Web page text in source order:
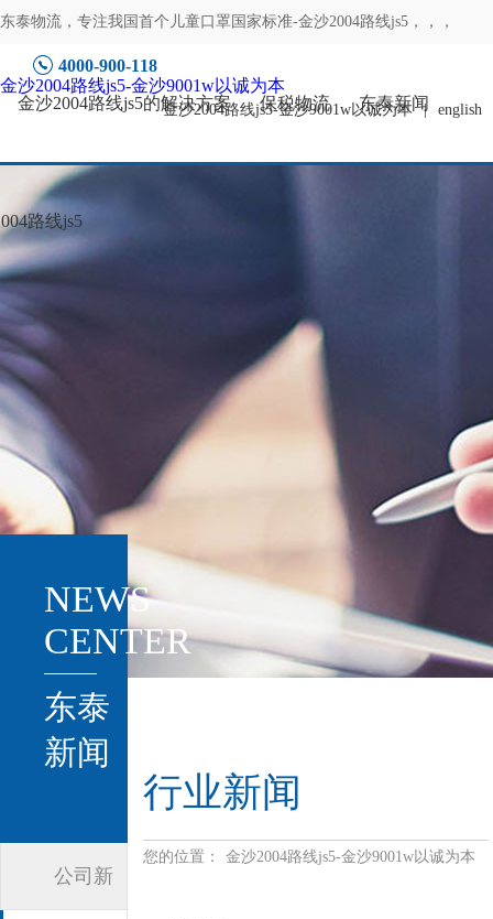
东泰物流，专注我国首个儿童口罩国家标准-金沙2004路线js5 ，，，
4000-900-118
金沙2004路线js5-金沙9001w以诚为本 | english
金沙2004路线js5-金沙9001w以诚为本
金沙2004路线js5的解决方案
保税物流 东泰新闻
路线js5
NEWS
CENTER
东泰
新闻
公司新
行业新闻
您的位置： 金沙2004路线js5-金沙9001w以诚为本